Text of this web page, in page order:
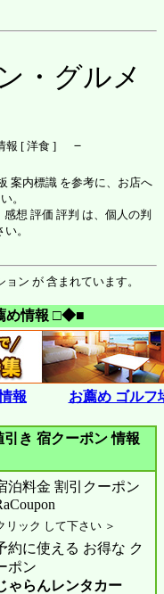
・グルメ
報 [ 洋食 ]－
案内標識 を参考に、お店へ
。
想 評価 評判 は、個人の判
。
ン が 含まれています。
め情報 □◆■
報 お薦め ゴルフ
き 宿クーポン 情報
泊料金 割引クーポン
リック して下さい ＞
約に使える お得な ク
ポン
ゃらんレンタカー